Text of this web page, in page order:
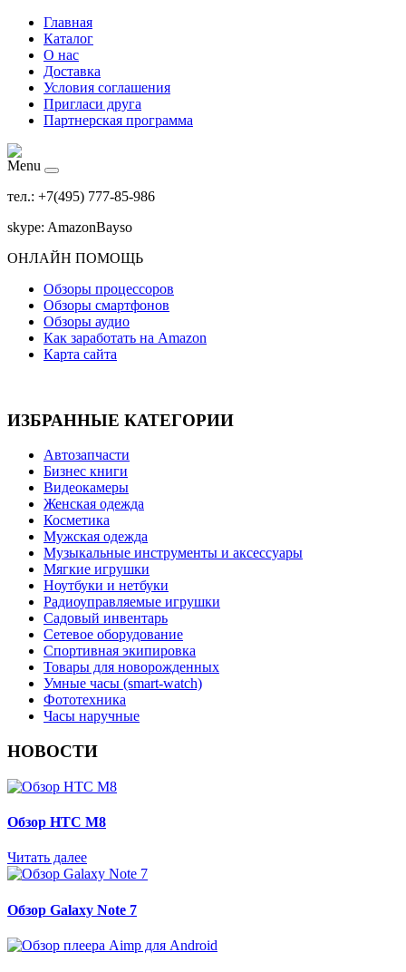
Главная
Каталог
О нас
Доставка
Условия соглашения
Пригласи друга
Партнерская программа
Menu
тел.: +7(495) 777-85-986
skype: AmazonBayso
ОНЛАЙН ПОМОЩЬ
Обзоры процессоров
Обзоры смартфонов
Обзоры аудио
Как заработать на Amazon
Карта сайта
ИЗБРАННЫЕ КАТЕГОРИИ
Автозапчасти
Бизнес книги
Видеокамеры
Женская одежда
Косметика
Мужская одежда
Музыкальные инструменты и аксессуары
Мягкие игрушки
Ноутбуки и нетбуки
Радиоуправляемые игрушки
Садовый инвентарь
Сетевое оборудование
Спортивная экипировка
Товары для новорожденных
Умные часы (smart-watch)
Фототехника
Часы наручные
НОВОСТИ
Обзор НТС М8
Читать далее
Обзор Galaxy Note 7